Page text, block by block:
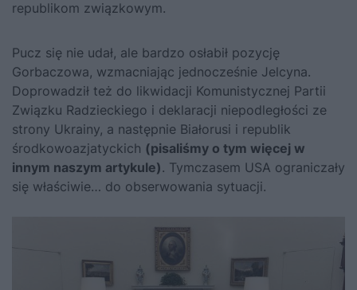
republikom związkowym.
Pucz się nie udał, ale bardzo osłabił pozycję
Gorbaczowa, wzmacniając jednocześnie Jelcyna.
Doprowadził też do likwidacji Komunistycznej Partii
Związku Radzieckiego i deklaracji niepodległości ze
strony Ukrainy, a następnie Białorusi i republik
środkowoazjatyckich (pisaliśmy o tym więcej w
innym naszym artykule). Tymczasem USA ograniczały
się właściwie… do obserwowania sytuacji.